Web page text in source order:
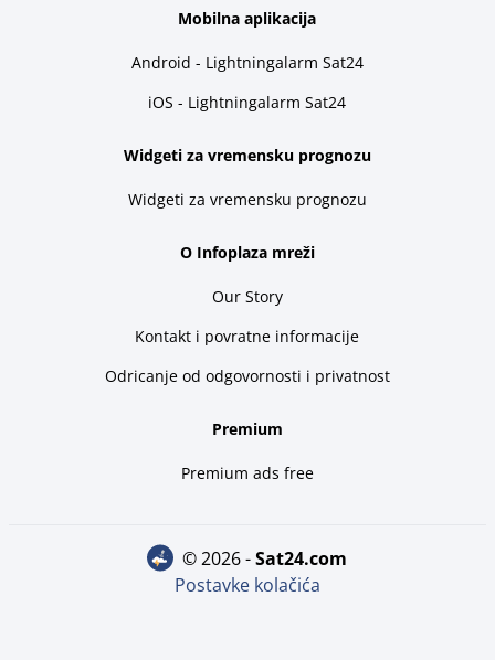
Mobilna aplikacija
Android - Lightningalarm Sat24
iOS - Lightningalarm Sat24
Widgeti za vremensku prognozu
Widgeti za vremensku prognozu
O Infoplaza mreži
Our Story
Kontakt i povratne informacije
Odricanje od odgovornosti i privatnost
Premium
Premium ads free
© 2026 - sat24.com
Postavke kolačića